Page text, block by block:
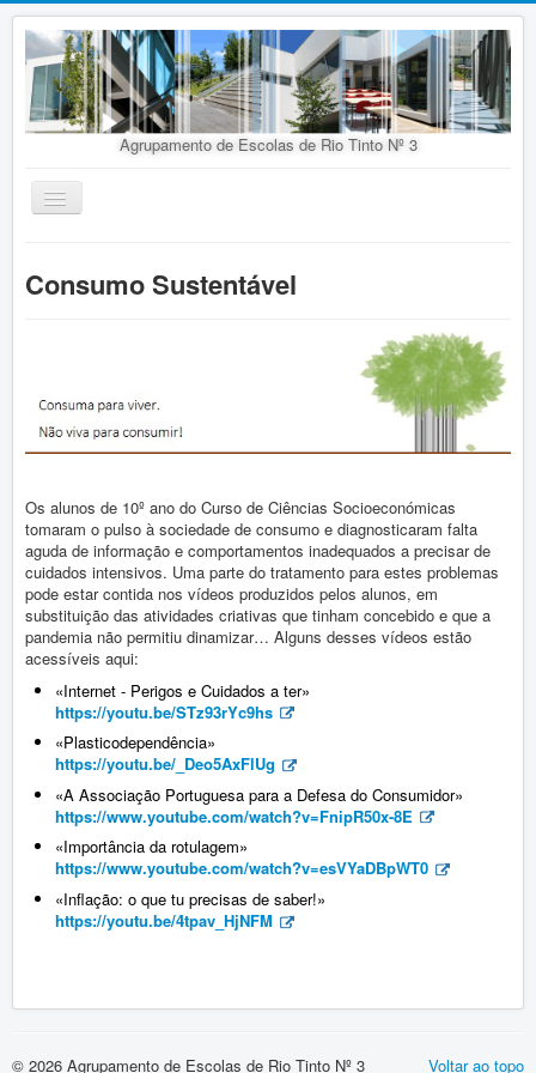
Agrupamento de Escolas de Rio Tinto Nº 3
Ativar/Desativar
navegação
Agrupamento
Oferta Educativa
Alunos
Concursos
Vida Escolar
Contactos
Entrada
Vida Escolar
Projetos
Diversos
Consumo Sustentável
Consumo Sustentável
Os alunos de 10º ano do Curso de Ciências Socioeconómicas
tomaram o pulso à sociedade de consumo e diagnosticaram falta
aguda de informação e comportamentos inadequados a precisar de
cuidados intensivos. Uma parte do tratamento para estes problemas
pode estar contida nos vídeos produzidos pelos alunos, em
substituição das atividades criativas que tinham concebido e que a
pandemia não permitiu dinamizar… Alguns desses vídeos estão
acessíveis aqui:
«Internet - Perigos e Cuidados a ter»
https://youtu.be/STz93rYc9hs
«Plasticodependência»
https://youtu.be/_Deo5AxFlUg
«A Associação Portuguesa para a Defesa do Consumidor»
https://www.youtube.com/watch?v=FnipR50x-8E
«Importância da rotulagem»
https://www.youtube.com/watch?v=esVYaDBpWT0
«Inflação: o que tu precisas de saber!»
https://youtu.be/4tpav_HjNFM
Voltar ao topo
© 2026 Agrupamento de Escolas de Rio Tinto Nº 3